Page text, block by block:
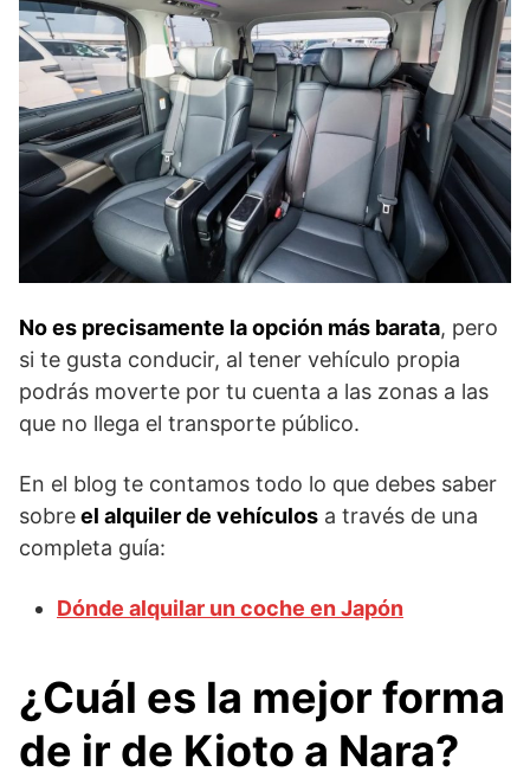
No es precisamente la opción más barata, pero
si te gusta conducir, al tener vehículo propia
podrás moverte por tu cuenta a las zonas a las
que no llega el transporte público.
En el blog te contamos todo lo que debes saber
sobreel alquiler de vehículos a través de una
completa guía:
Dónde alquilar un coche en Japón
¿Cuál es la mejor forma
de ir de Kioto a Nara?